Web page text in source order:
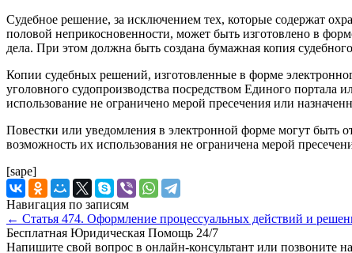
Судебное решение, за исключением тех, которые содержат
половой неприкосновенности, может быть изготовлено в
дела. При этом должна быть создана бумажная копия
Копии судебных решений, изготовленные в форме
уголовного судопроизводства посредством Единого
использование не ограничено мерой пресечения или
Повестки или уведомления в электронной форме могут быть
возможность их использования не ограничена мерой
[sape]
Навигация по записям
← Статья 474. Оформление процессуальных действий и
Бесплатная Юридическая Помощь 24/7
Напишите свой вопрос в онлайн-консультант или позвоните